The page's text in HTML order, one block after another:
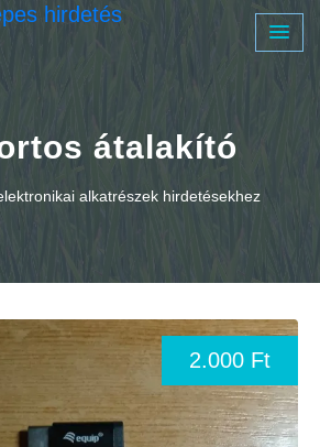
átalakító
alkatrészek hirdetésekhez
2.000 Ft